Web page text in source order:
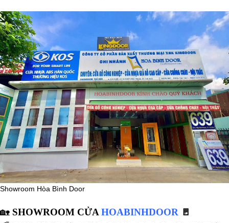
Showroom Hòa Bình Door
🏡 SHOWROOM CỬAHOABINHDOOR 🚪